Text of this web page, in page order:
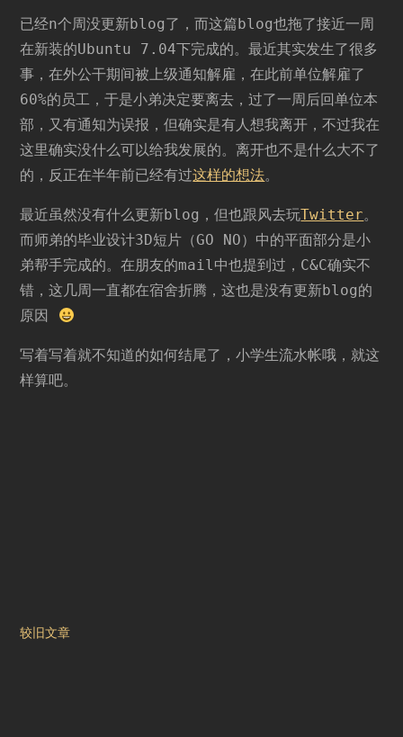
LAZY
已经n个周没更新blog了，而这篇blog也拖了接近一周
在新装的Ubuntu 7.04下完成的。最近其实发生了很多
事，在外公干期间被上级通知解雇，在此前单位解雇了
60%的员工，于是小弟决定要离去，过了一周后回单位本
部，又有通知为误报，但确实是有人想我离开，不过我在
这里确实没什么可以给我发展的。离开也不是什么大不了
的，反正在半年前已经有过这样的想法。
最近虽然没有什么更新blog，但也跟风去玩Twitter。
而师弟的毕业设计3D短片（GO NO）中的平面部分是小
弟帮手完成的。在朋友的mail中也提到过，C&C确实不
错，这几周一直都在宿舍折腾，这也是没有更新blog的
原因
写着写着就不知道的如何结尾了，小学生流水帐哦，就这
样算吧。
文
较旧文章